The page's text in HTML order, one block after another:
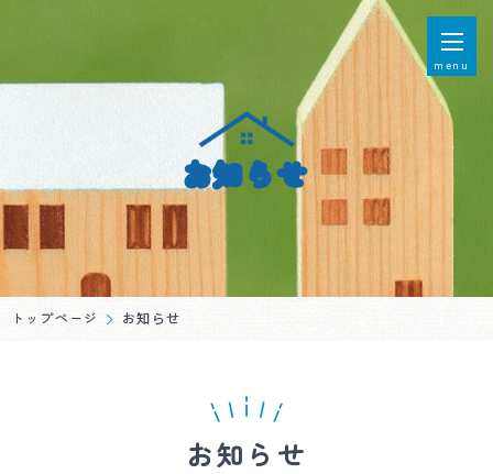
menu
お知らせ
トップページ お知らせ
お知らせ